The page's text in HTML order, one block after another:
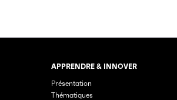
du siteAPPRENDRE & INNOVER
Présentation
Thématiques